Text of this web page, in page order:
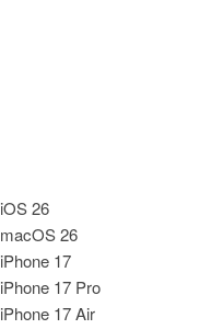
iOS 26
macOS 26
iPhone 17
iPhone 17 Pro
iPhone 17 Air